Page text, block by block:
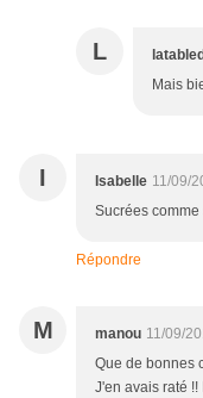
L
Mais
I Isabelle 11/09/
Sucrées
Répondre
M manou 11/09/
Que de bonnes
J'en avais raté